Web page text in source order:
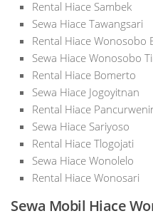
Rental Hiace Sambek
Sewa Hiace Tawangsari
Rental Hiace Wonosobo
Sewa Hiace Wonosobo
Rental Hiace Bomerto
Sewa Hiace Jogoyitnan
Rental Hiace
Sewa Hiace Sariyoso
Rental Hiace Tlogojati
Sewa Hiace Wonolelo
Rental Hiace Wonosari
Sewa Mobil Hiace